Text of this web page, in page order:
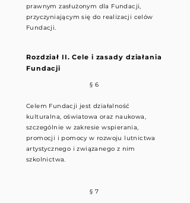
prawnym zasłużonym dla Fundacji,
przyczyniającym się do realizacji celów
Fundacji.
Rozdział II. Cele i zasady działania
Fundacji
§ 6
Celem Fundacji jest działalność
kulturalna, oświatowa oraz naukowa,
szczególnie w zakresie wspierania,
promocji i pomocy w rozwoju lutnictwa
artystycznego i związanego z nim
szkolnictwa.
§ 7